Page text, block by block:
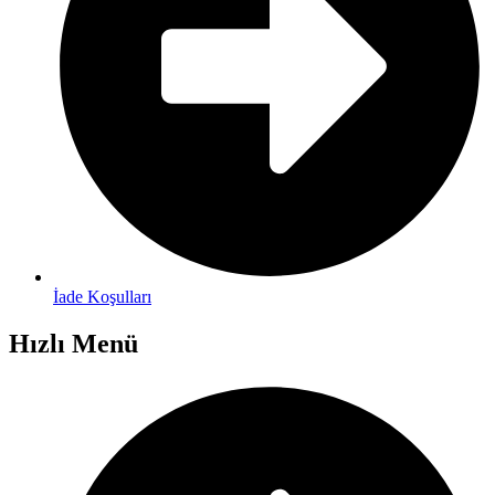
İade Koşulları
Hızlı Menü